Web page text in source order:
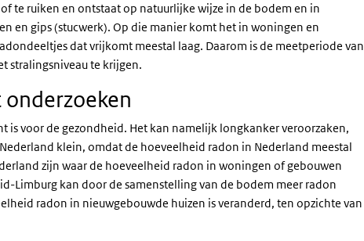
te ruiken en ontstaat op natuurlijke wijze in de bodem en in
en gips (stucwerk). Op die manier komt het in woningen en
dat vrijkomt meestal laag. Daarom is de meetperiode van
stralingsniveau te krijgen.
is voor de gezondheid. Het kan namelijk longkanker veroorzaken,
klein, omdat de hoeveelheid radon in Nederland meestal
zijn waar de hoeveelheid radon in woningen of gebouwen
Limburg kan door de samenstelling van de bodem meer radon
radon in nieuwgebouwde huizen is veranderd, ten opzichte van